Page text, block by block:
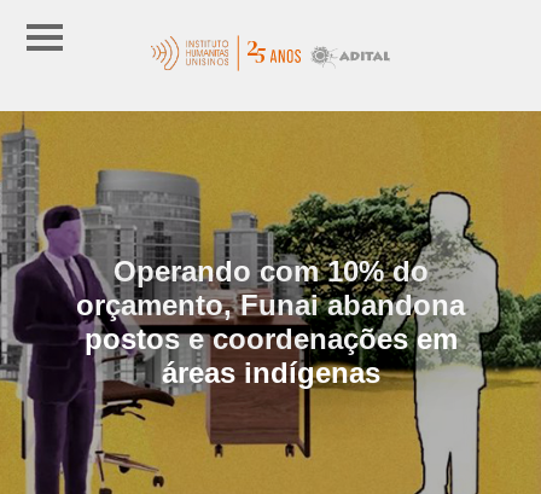
Operando com 10% do
orçamento, Funai abandona
postos e coordenações em
áreas indígenas